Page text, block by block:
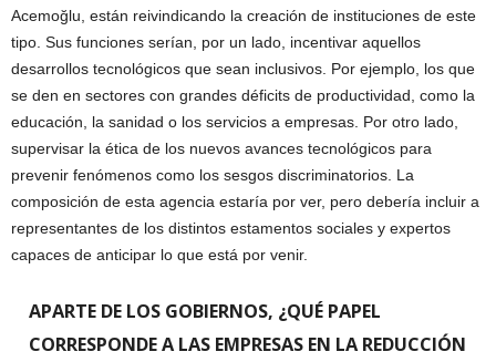
Acemoğlu, están reivindicando la creación de instituciones de este
tipo. Sus funciones serían, por un lado, incentivar aquellos
desarrollos tecnológicos que sean inclusivos. Por ejemplo, los que
se den en sectores con grandes déficits de productividad, como la
educación, la sanidad o los servicios a empresas. Por otro lado,
supervisar la ética de los nuevos avances tecnológicos para
prevenir fenómenos como los sesgos discriminatorios. La
composición de esta agencia estaría por ver, pero debería incluir a
representantes de los distintos estamentos sociales y expertos
capaces de anticipar lo que está por venir.
APARTE DE LOS GOBIERNOS, ¿QUÉ PAPEL
CORRESPONDE A LAS EMPRESAS EN LA REDUCCIÓN